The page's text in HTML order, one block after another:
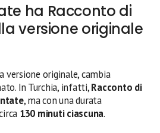
ha Racconto di
versione originale
versione originale, cambia
In Turchia, infatti,Racconto di
, ma con una durata
130 minuti ciascuna.